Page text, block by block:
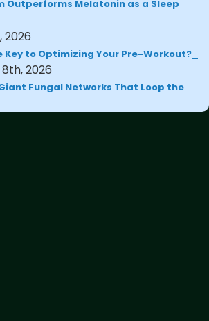
Outperforms Melatonin as a Sleep
2026
Key to Optimizing Your Pre-Workout?
2026
Fungal Networks That Loop the